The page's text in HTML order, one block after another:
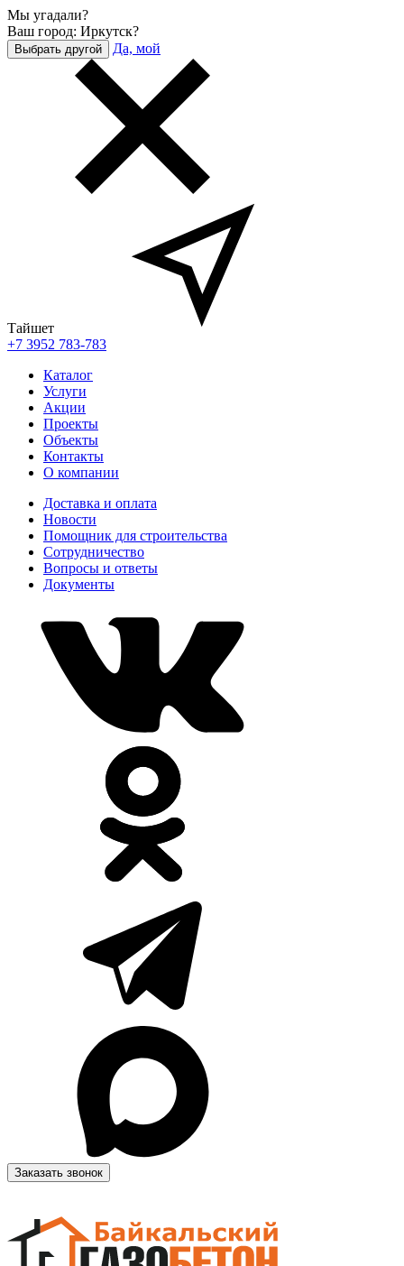
Мы угадали?
Ваш город: Иркутск?
Выбрать другой Да, мой
Тайшет
+7 3952 783-783
Каталог
Услуги
Акции
Проекты
Объекты
Контакты
О компании
Доставка и оплата
Новости
Помощник для строительства
Сотрудничество
Вопросы и ответы
Документы
Заказать звонок